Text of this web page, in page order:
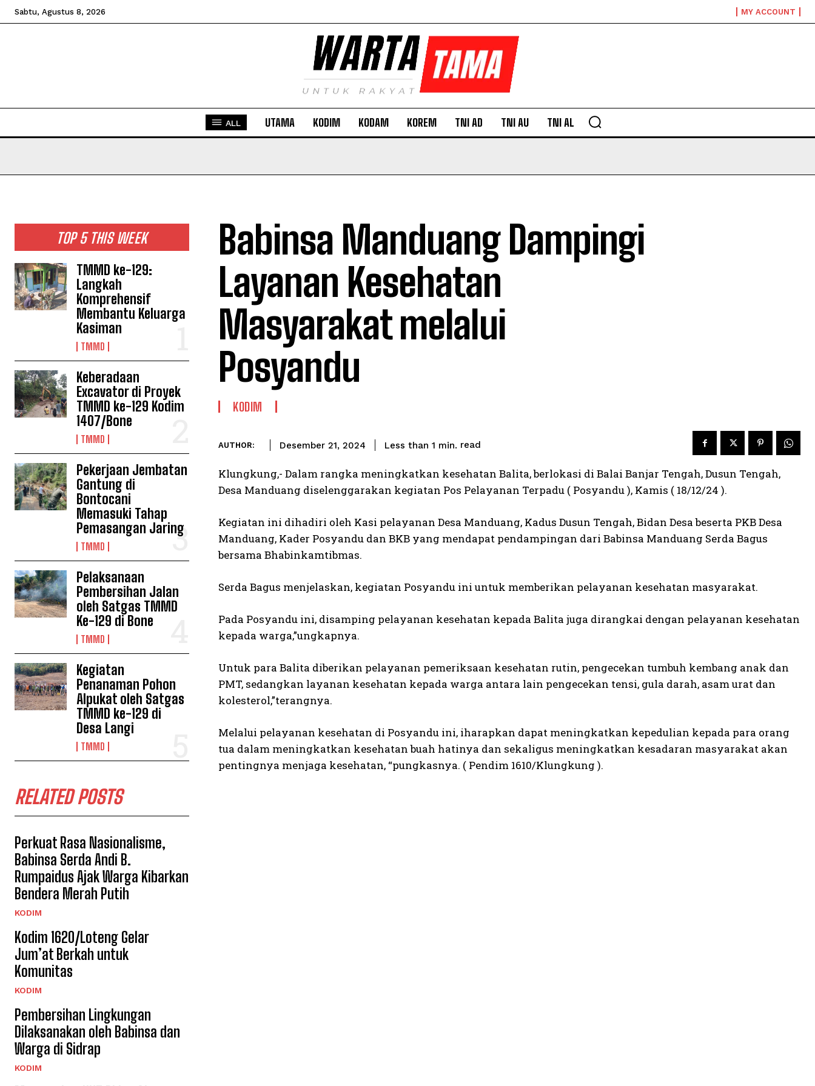
Sabtu, Agustus 8, 2026 MY ACCOUNT
ALL UTAMA KODIM KODAM KOREM TNI AD TNI AU TNI AL
TOP 5 THIS WEEK
TMMD ke-129:
Langkah
Komprehensif
Membantu Keluarga
Kasiman
TMMD
Keberadaan
Excavator di Proyek
TMMD ke-129 Kodim
1407/Bone
TMMD
Pekerjaan Jembatan
Gantung di
Bontocani
Memasuki Tahap
Pemasangan Jaring
TMMD
Pelaksanaan
Pembersihan Jalan
oleh Satgas TMMD
Ke-129 di Bone
TMMD
Kegiatan
Penanaman Pohon
Alpukat oleh Satgas
TMMD ke-129 di
Desa Langi
TMMD
RELATED POSTS
Perkuat Rasa Nasionalisme,
Babinsa Serda Andi B.
Rumpaidus Ajak Warga Kibarkan
Bendera Merah Putih
KODIM
Kodim 1620/Loteng Gelar
Jum’at Berkah untuk
Komunitas
KODIM
Pembersihan Lingkungan
Dilaksanakan oleh Babinsa dan
Warga di Sidrap
KODIM
Babinsa Manduang Dampingi
Layanan Kesehatan
Masyarakat melalui
Posyandu
KODIM
AUTHOR: Desember 21, 2024 Less than 1 min. read
Klungkung,- Dalam rangka meningkatkan kesehatan Balita, berlokasi di Balai Banjar Tengah, Dusun Tengah,
Desa Manduang diselenggarakan kegiatan Pos Pelayanan Terpadu ( Posyandu ), Kamis ( 18/12/24 ).
Kegiatan ini dihadiri oleh Kasi pelayanan Desa Manduang, Kadus Dusun Tengah, Bidan Desa beserta PKB Desa
Manduang, Kader Posyandu dan BKB yang mendapat pendampingan dari Babinsa Manduang Serda Bagus
bersama Bhabinkamtibmas.
Serda Bagus menjelaskan, kegiatan Posyandu ini untuk memberikan pelayanan kesehatan masyarakat.
Pada Posyandu ini, disamping pelayanan kesehatan kepada Balita juga dirangkai dengan pelayanan kesehatan
kepada warga,”ungkapnya.
Untuk para Balita diberikan pelayanan pemeriksaan kesehatan rutin, pengecekan tumbuh kembang anak dan
PMT, sedangkan layanan kesehatan kepada warga antara lain pengecekan tensi, gula darah, asam urat dan
kolesterol,”terangnya.
Melalui pelayanan kesehatan di Posyandu ini, iharapkan dapat meningkatkan kepedulian kepada para orang
tua dalam meningkatkan kesehatan buah hatinya dan sekaligus meningkatkan kesadaran masyarakat akan
pentingnya menjaga kesehatan, “pungkasnya. ( Pendim 1610/Klungkung ).